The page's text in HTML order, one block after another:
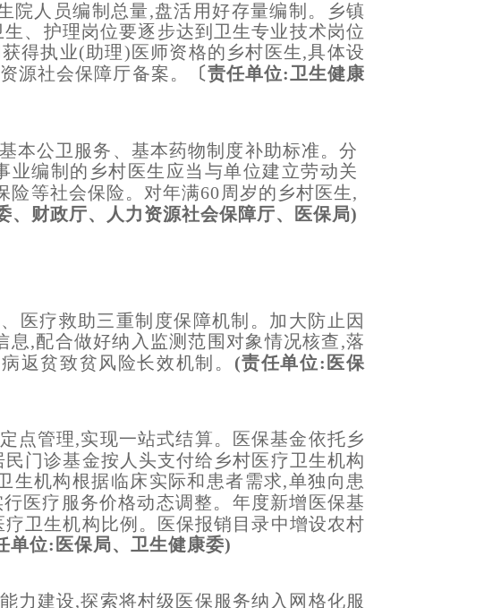
院人员编制总量,盘活用好存量编制。乡镇
、护理岗位要逐步达到卫生专业技术岗位
得执业(助理)医师资格的乡村医生,具体设
源社会保障厅备案。
〔责任单位:卫生健康
本公卫服务、基本药物制度补助标准。分
编制的乡村医生应当与单位建立劳动关
等社会保险。对年满60周岁的乡村医生,
、财政厅、人力资源社会保障厅、医保局)
医疗救助三重制度保障机制。加大防止因
,配合做好纳入监测范围对象情况核查,落
返贫致贫风险长效机制。 (责任单位:医保
点管理,实现一站式结算。医保基金依托乡
门诊基金按人头支付给乡村医疗卫生机构
生机构根据临床实际和患者需求,单独向患
医疗服务价格动态调整。年度新增医保基
卫生机构比例。医保报销目录中增设农村
单位:医保局、卫生健康委)
力建设,探索将村级医保服务纳入网格化服